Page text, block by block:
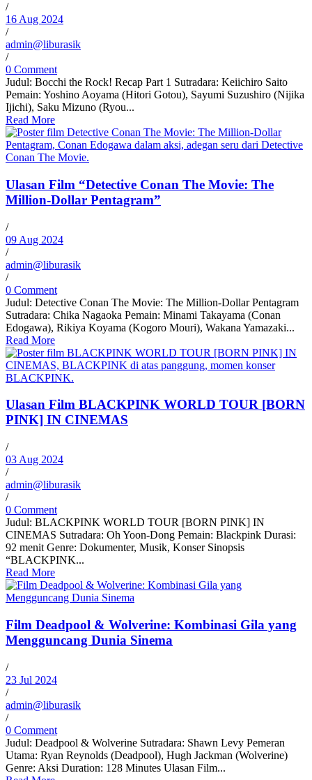
/
16 Aug 2024
/
admin@liburasik
/
0 Comment
Judul: Bocchi the Rock! Recap Part 1 Sutradara: Keiichiro Saito
Pemain: Yoshino Aoyama (Hitori Gotou), Sayumi Suzushiro (Nijika
Ijichi), Saku Mizuno (Ryou...
Read More
Ulasan Film “Detective Conan The Movie: The
Million-Dollar Pentagram”
/
09 Aug 2024
/
admin@liburasik
/
0 Comment
Judul: Detective Conan The Movie: The Million-Dollar Pentagram
Sutradara: Chika Nagaoka Pemain: Minami Takayama (Conan
Edogawa), Rikiya Koyama (Kogoro Mouri), Wakana Yamazaki...
Read More
Ulasan Film BLACKPINK WORLD TOUR [BORN
PINK] IN CINEMAS
/
03 Aug 2024
/
admin@liburasik
/
0 Comment
Judul: BLACKPINK WORLD TOUR [BORN PINK] IN
CINEMAS Sutradara: Oh Yoon-Dong Pemain: Blackpink Durasi:
92 menit Genre: Dokumenter, Musik, Konser Sinopsis
“BLACKPINK...
Read More
Film Deadpool & Wolverine: Kombinasi Gila yang
Mengguncang Dunia Sinema
/
23 Jul 2024
/
admin@liburasik
/
0 Comment
Judul: Deadpool & Wolverine Sutradara: Shawn Levy Pemeran
Utama: Ryan Reynolds (Deadpool), Hugh Jackman (Wolverine)
Genre: Aksi Duration: 128 Minutes Ulasan Film...